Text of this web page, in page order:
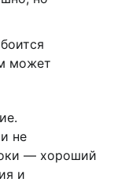
может
не
— хороший
и